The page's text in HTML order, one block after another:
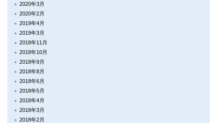
2020年3月
2020年2月
2019年4月
2019年3月
2018年11月
2018年10月
2018年9月
2018年8月
2018年6月
2018年5月
2018年4月
2018年3月
2018年2月